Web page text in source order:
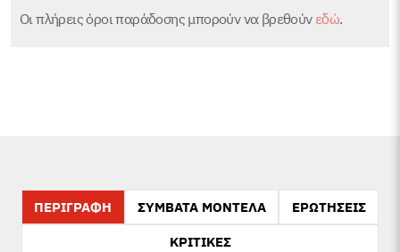
Οι πλήρεις όροι παράδοσης μπορούν να βρεθούν εδώ.
ΠΕΡΙΓΡΑΦΗ ΣΥΜΒΑΤΑ ΜΟΝΤΕΛΑ ΕΡΩΤΗΣΕΙΣ
ΚΡΙΤΙΚΕΣ